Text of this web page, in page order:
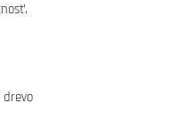
drevo